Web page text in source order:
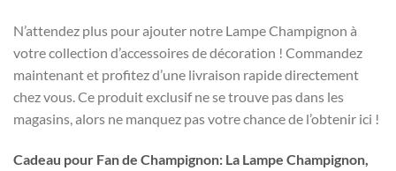
N’attendez plus pour ajouter notre Lampe Champignon à
votre collection d’accessoires de décoration ! Commandez
maintenant et profitez d’une livraison rapide directement
chez vous. Ce produit exclusif ne se trouve pas dans les
magasins, alors ne manquez pas votre chance de l’obtenir ici !
Cadeau pour Fan de Champignon: La Lampe Champignon,